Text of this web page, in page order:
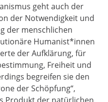
geht auch der
der Notwendigkeit und
der menschlichen
Humanist*innen
der Aufklärung, für
Freiheit und
begreifen sie den
der Schöpfung“,